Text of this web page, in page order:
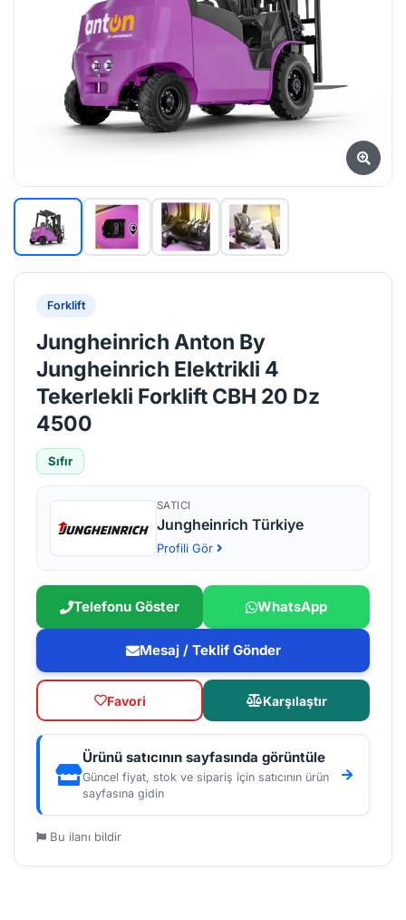
Forklift
Jungheinrich Anton By
Jungheinrich Elektrikli 4
Tekerlekli Forklift CBH 20 Dz
4500
Sıfır
SATICI
Jungheinrich Türkiye
Profili Gör
Telefonu Göster WhatsApp
Mesaj / Teklif Gönder
Favori Karşılaştır
Ürünü satıcının sayfasında görüntüle
Güncel fiyat, stok ve sipariş için satıcının ürün
sayfasına gidin
Bu ilanı bildir